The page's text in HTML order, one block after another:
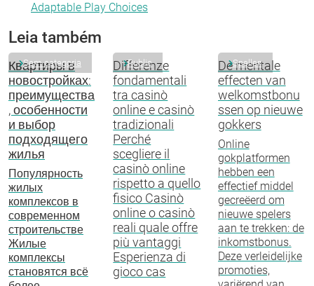
Adaptable Play Choices
Leia também
Sem categoria
Квартиры в
новостройках:
преимущества
, особенности
и выбор
подходящего
жилья
Популярность
жилых
комплексов в
современном
строительстве
Жилые
комплексы
становятся всё
Public
Differenze
fondamentali
tra casinò
online e casinò
tradizionali
Perché
scegliere il
casinò online
rispetto a quello
fisico Casinò
online o casinò
reali quale offre
più vantaggi
Esperienza di
gioco cas
Spellen
De mentale
effecten van
welkomstbonu
ssen op nieuwe
gokkers
Online
gokplatformen
hebben een
effectief middel
gecreëerd om
nieuwe spelers
aan te trekken: de
inkomstbonus.
Deze verleidelijke
promoties,